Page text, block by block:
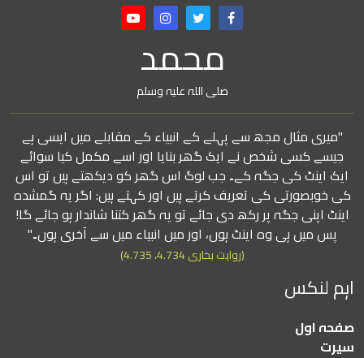
محمد
صلی اللہ علیہ وسلم
"میری مثال مجھ سے پہلے کے انبیاء کے مقابلے میں ایسی ہے
جیسے کسی شخص نے ایک گھر بنایا اور اسے مکمل کیا سوائے
ایک اینٹ کی جگہ کے۔ جب لوگ اس گھر کو دیکھتے ہیں تو اس
کی خوبصورتی کی تعریف کرتے ہیں اور کہتے ہیں: اگر یہ گمشدہ
اینٹ اپنی جگہ پر رکھ دی جائے تو یہ گھر کتنا شاندار ہو جائے گا!
پس میں ہی وہ اینٹ ہوں، اور میں انبیاء میں سے آخری ہوں۔"
(روایت بخاری 4.734، 4.735)
اہم لنکس
صفحہ اول
سیرت